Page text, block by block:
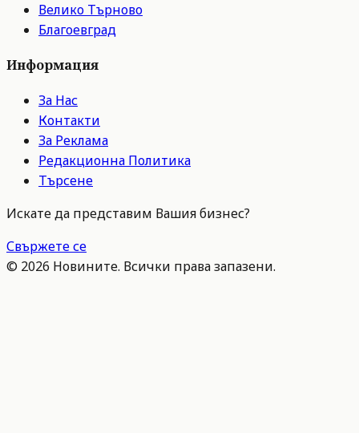
Велико Търново
Благоевград
Информация
За Нас
Контакти
За Реклама
Редакционна Политика
Търсене
Искате да представим Вашия бизнес?
Свържете се
© 2026 Новините. Всички права запазени.